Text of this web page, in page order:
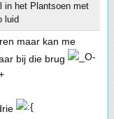
in het Plantsoen met
luid
maar kan me
bij die brug